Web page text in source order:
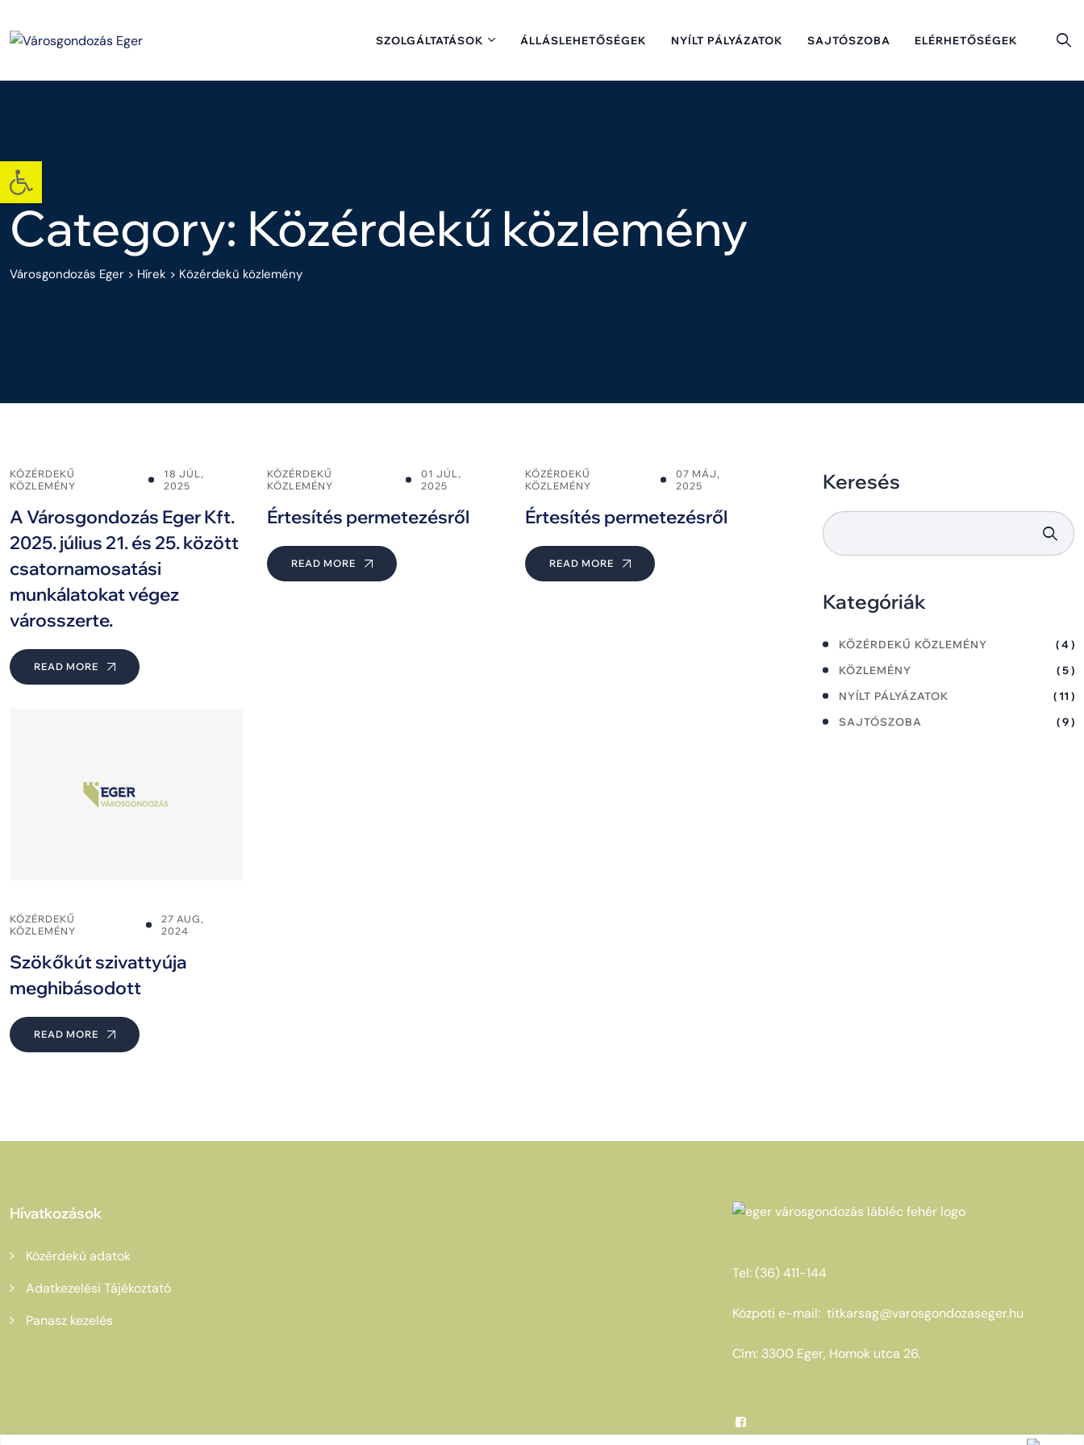
Eszköztár megnyitása
to
content
SZOLGÁLTATÁSOK ÁLLÁSLEHETŐSÉGEK NYÍLT PÁLYÁZATOK SAJTÓSZOBA ELÉRHETŐSÉGEK
Category: Közérdekű közlemény
Városgondozás Eger > Hírek > Közérdekű közlemény
KÖZÉRDEKŰ
KÖZLEMÉNY
18 JÚL,
2025
A Városgondozás Eger Kft.
2025. július 21. és 25. között
csatornamosatási
munkálatokat végez
városszerte.
READ MORE
KÖZÉRDEKŰ
KÖZLEMÉNY
01 JÚL,
2025
Értesítés permetezésről
READ MORE
KÖZÉRDEKŰ
KÖZLEMÉNY
07 MÁJ,
2025
Értesítés permetezésről
READ MORE
KÖZÉRDEKŰ
KÖZLEMÉNY
27 AUG,
2024
Szökőkút szivattyúja
meghibásodott
READ MORE
Keresés
Kategóriák
KÖZÉRDEKŰ KÖZLEMÉNY
( 4 )
KÖZLEMÉNY
( 5 )
NYÍLT PÁLYÁZATOK
( 11 )
SAJTÓSZOBA
( 9 )
Hívatkozások
Közérdekű adatok
Adatkezelési Tájékoztató
Panasz kezelés
Tel: (36) 411-144
Közpoti e-mail: titkarsag@varosgondozaseger.hu
Cím: 3300 Eger, Homok utca 26.